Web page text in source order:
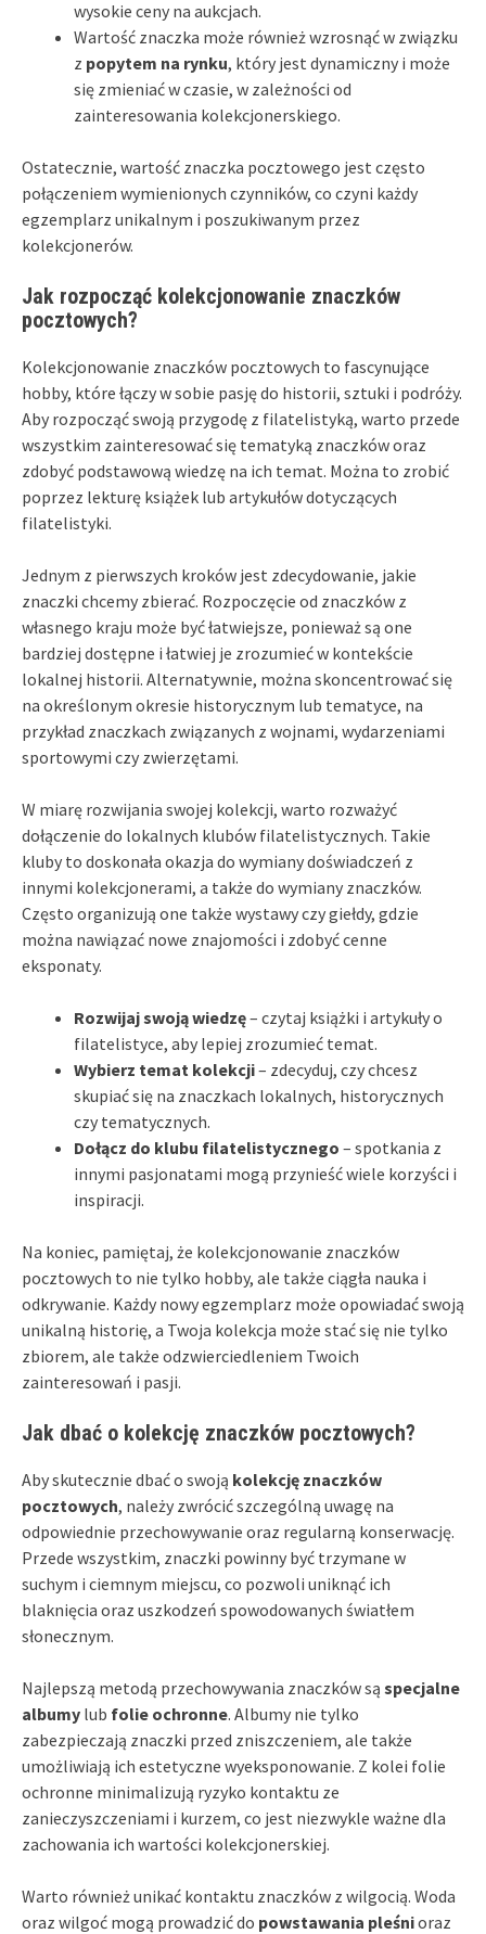
wysokie ceny na aukcjach.
Wartość znaczka może również wzrosnąć w związku
z popytem na rynku, który jest dynamiczny i może
się zmieniać w czasie, w zależności od
zainteresowania kolekcjonerskiego.
Ostatecznie, wartość znaczka pocztowego jest często
połączeniem wymienionych czynników, co czyni każdy
egzemplarz unikalnym i poszukiwanym przez
kolekcjonerów.
Jak rozpocząć kolekcjonowanie znaczków
pocztowych?
Kolekcjonowanie znaczków pocztowych to fascynujące
hobby, które łączy w sobie pasję do historii, sztuki i podróży.
Aby rozpocząć swoją przygodę z filatelistyką, warto przede
wszystkim zainteresować się tematyką znaczków oraz
zdobyć podstawową wiedzę na ich temat. Można to zrobić
poprzez lekturę książek lub artykułów dotyczących
filatelistyki.
Jednym z pierwszych kroków jest zdecydowanie, jakie
znaczki chcemy zbierać. Rozpoczęcie od znaczków z
własnego kraju może być łatwiejsze, ponieważ są one
bardziej dostępne i łatwiej je zrozumieć w kontekście
lokalnej historii. Alternatywnie, można skoncentrować się
na określonym okresie historycznym lub tematyce, na
przykład znaczkach związanych z wojnami, wydarzeniami
sportowymi czy zwierzętami.
W miarę rozwijania swojej kolekcji, warto rozważyć
dołączenie do lokalnych klubów filatelistycznych. Takie
kluby to doskonała okazja do wymiany doświadczeń z
innymi kolekcjonerami, a także do wymiany znaczków.
Często organizują one także wystawy czy giełdy, gdzie
można nawiązać nowe znajomości i zdobyć cenne
eksponaty.
Rozwijaj swoją wiedzę– czytaj książki i artykuły o
filatelistyce, aby lepiej zrozumieć temat.
Wybierz temat kolekcji– zdecyduj, czy chcesz
skupiać się na znaczkach lokalnych, historycznych
czy tematycznych.
Dołącz do klubu filatelistycznego – spotkania z
innymi pasjonatami mogą przynieść wiele korzyści i
inspiracji.
Na koniec, pamiętaj, że kolekcjonowanie znaczków
pocztowych to nie tylko hobby, ale także ciągła nauka i
odkrywanie. Każdy nowy egzemplarz może opowiadać swoją
unikalną historię, a Twoja kolekcja może stać się nie tylko
zbiorem, ale także odzwierciedleniem Twoich
zainteresowań i pasji.
Jak dbać o kolekcję znaczków pocztowych?
Aby skutecznie dbać o swoją kolekcję znaczków
pocztowych, należy zwrócić szczególną uwagę na
odpowiednie przechowywanie oraz regularną konserwację.
Przede wszystkim, znaczki powinny być trzymane w
suchym i ciemnym miejscu, co pozwoli uniknąć ich
blaknięcia oraz uszkodzeń spowodowanych światłem
słonecznym.
Najlepszą metodą przechowywania znaczków są specjalne
albumy lub folie ochronne. Albumy nie tylko
zabezpieczają znaczki przed zniszczeniem, ale także
umożliwiają ich estetyczne wyeksponowanie. Z kolei folie
ochronne minimalizują ryzyko kontaktu ze
zanieczyszczeniami i kurzem, co jest niezwykle ważne dla
zachowania ich wartości kolekcjonerskiej.
Warto również unikać kontaktu znaczków z wilgocią. Woda
oraz wilgoć mogą prowadzić do powstawania pleśnioraz